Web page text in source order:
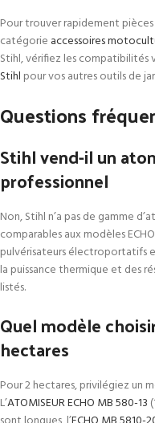
Pour trouver rapidement
catégorie accessoires
Stihl, vérifiez les compatibilités
Stihl pour vos autres outils de
Questions
Stihl vend-il un
professionnel
Non, Stihl n’a pas de gamme
comparables aux modèles
pulvérisateurs électroportatifs
la puissance thermique et des
listés.
Quel modèle
hectares
Pour 2 hectares, privilégiez un
L’ATOMISEUR ECHO MB 580-13